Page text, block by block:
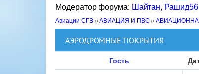
Модератор форума: Шайтан, Рашид56
Авиации СГВ » АВИАЦИЯ И ПВО »
АЭРОДРОМНЫЕ ПОКРЫТИЯ
Гость